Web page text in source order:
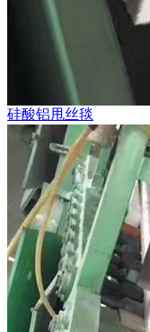
硅酸铝甩丝毯